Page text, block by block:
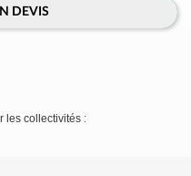
DEVIS
les collectivités :